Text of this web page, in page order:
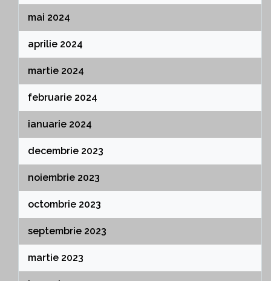
mai 2024
aprilie 2024
martie 2024
februarie 2024
ianuarie 2024
decembrie 2023
noiembrie 2023
octombrie 2023
septembrie 2023
martie 2023